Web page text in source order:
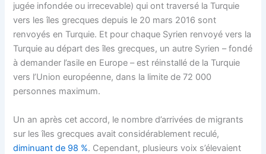
jugée infondée ou irrecevable) qui ont traversé la Turquie
vers les îles grecques depuis le 20 mars 2016 sont
renvoyés en Turquie. Et pour chaque Syrien renvoyé vers la
Turquie au départ des îles grecques, un autre Syrien – fondé
à demander l’asile en Europe – est réinstallé de la Turquie
vers l’Union européenne, dans la limite de 72 000
personnes maximum.
Un an après cet accord, le nombre d’arrivées de migrants
sur les îles grecques avait considérablement reculé,
diminuant de 98 %. Cependant, plusieurs voix s’élevaient